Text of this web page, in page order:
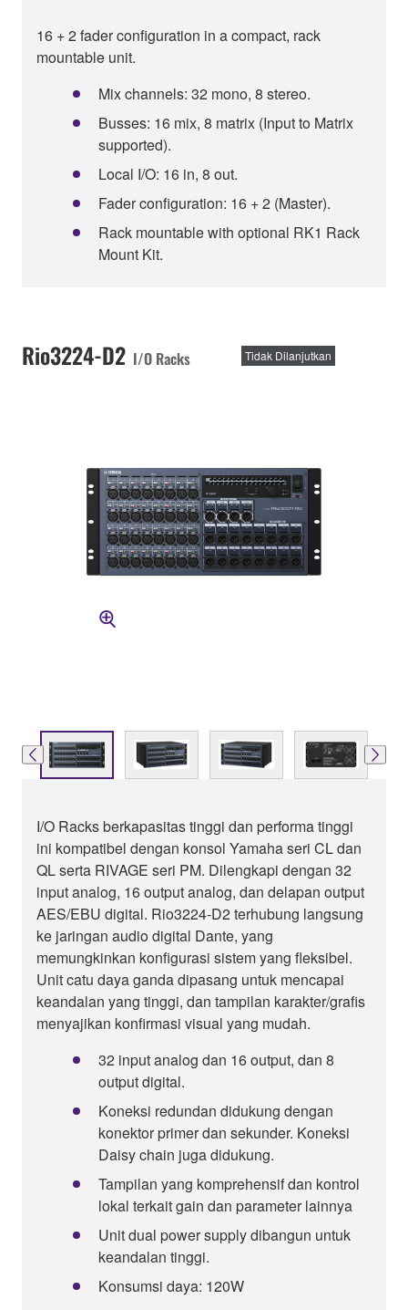
16 + 2 fader configuration in a compact, rack
mountable unit.
Mix channels: 32 mono, 8 stereo.
Busses: 16 mix, 8 matrix (Input to Matrix
supported).
Local I/O: 16 in, 8 out.
Fader configuration: 16 + 2 (Master).
Rack mountable with optional RK1 Rack
Mount Kit.
Rio3224-D2 I/O Racks Tidak Dilanjutkan
I/O Racks berkapasitas tinggi dan performa tinggi
ini kompatibel dengan konsol Yamaha seri CL dan
QL serta RIVAGE seri PM. Dilengkapi dengan 32
input analog, 16 output analog, dan delapan output
AES/EBU digital. Rio3224-D2 terhubung langsung
ke jaringan audio digital Dante, yang
memungkinkan konfigurasi sistem yang fleksibel.
Unit catu daya ganda dipasang untuk mencapai
keandalan yang tinggi, dan tampilan karakter/grafis
menyajikan konfirmasi visual yang mudah.
32 input analog dan 16 output, dan 8
output digital.
Koneksi redundan didukung dengan
konektor primer dan sekunder. Koneksi
Daisy chain juga didukung.
Tampilan yang komprehensif dan kontrol
lokal terkait gain dan parameter lainnya
Unit dual power supply dibangun untuk
keandalan tinggi.
Konsumsi daya: 120W